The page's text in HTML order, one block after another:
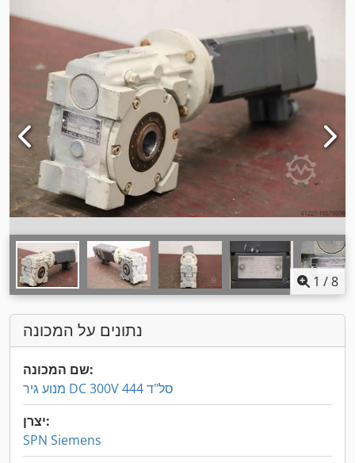
1 /8
נתונים על המכונה
שם המכונה:
מנוע גיר DC 300V 444 סל"ד
יצרן:
SPN Siemens